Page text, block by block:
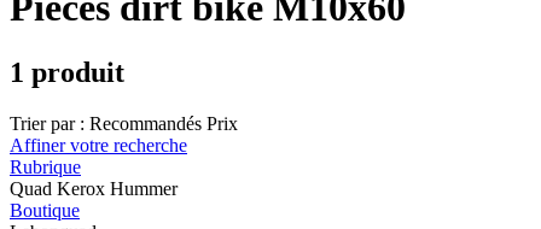
1 produit
Trier par : Recommandés Prix
Affiner votre recherche
Rubrique
Quad Kerox Hummer
Boutique